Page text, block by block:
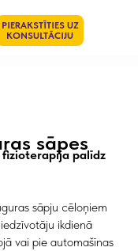
PIERAKSTĪTIES UZ
KONSULTĀCIJU
sāpes
fizioterapija palīdz
sāpju cēloņiem
ikdienā
vai pie automašīnas